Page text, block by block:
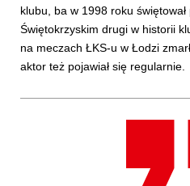
klubu, ba w 1998 roku
Świętokrzyskim drugi w historii
na meczach ŁKS-u w Łodzi
aktor też pojawiał się regularnie.